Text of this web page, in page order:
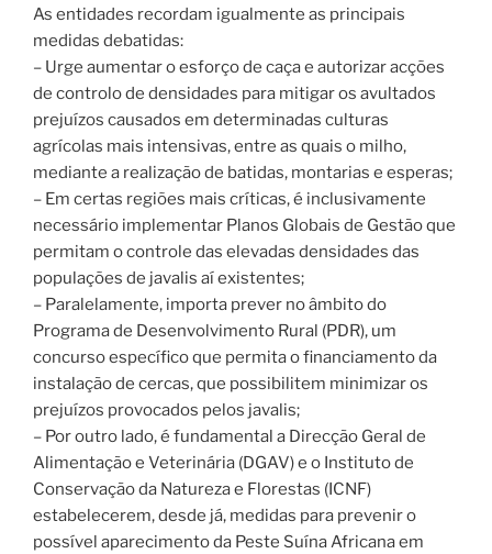
As entidades recordam igualmente as principais
medidas debatidas:
– Urge aumentar o esforço de caça e autorizar acções
de controlo de densidades para mitigar os avultados
prejuízos causados em determinadas culturas
agrícolas mais intensivas, entre as quais o milho,
mediante a realização de batidas, montarias e esperas;
– Em certas regiões mais críticas, é inclusivamente
necessário implementar Planos Globais de Gestão que
permitam o controle das elevadas densidades das
populações de javalis aí existentes;
– Paralelamente, importa prever no âmbito do
Programa de Desenvolvimento Rural (PDR), um
concurso específico que permita o financiamento da
instalação de cercas, que possibilitem minimizar os
prejuízos provocados pelos javalis;
– Por outro lado, é fundamental a Direcção Geral de
Alimentação e Veterinária (DGAV) e o Instituto de
Conservação da Natureza e Florestas (ICNF)
estabelecerem, desde já, medidas para prevenir o
possível aparecimento da Peste Suína Africana em